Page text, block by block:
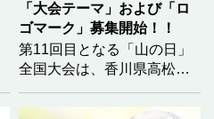
「大会テーマ」および「ロ
ゴマーク」募集開始！！
第11回目となる「山の日」
全国大会は、香川県高松市
会を全国に広くPRするた